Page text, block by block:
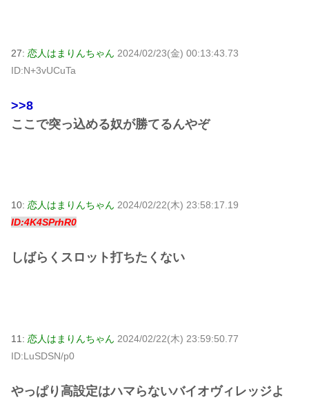
27: 恋人はまりんちゃん 2024/02/23(金) 00:13:43.73
ID:N+3vUCuTa
>>8
ここで突っ込める奴が勝てるんやぞ
10: 恋人はまりんちゃん 2024/02/22(木) 23:58:17.19
ID:4K4SPrhR0
しばらくスロット打ちたくない
11: 恋人はまりんちゃん 2024/02/22(木) 23:59:50.77
ID:LuSDSN/p0
やっぱり高設定はハマらないバイオヴィレッジよ